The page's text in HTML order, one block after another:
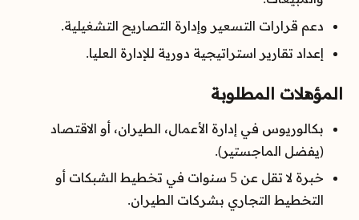
دعم قرارات التسعير وإدارة التصاريح التشغيلية.
إعداد تقارير استراتيجية دورية للإدارة العليا.
المؤهلات المطلوبة
بكالوريوس في إدارة الأعمال، الطيران، أو الاقتصاد
(يفضل الماجستير).
خبرة لا تقل عن 5 سنوات في تخطيط الشبكات أو
التخطيط التجاري بشركات الطيران.